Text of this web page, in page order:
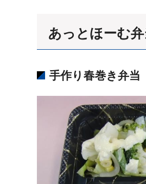
あっとほーむ弁
手作り春巻き弁当